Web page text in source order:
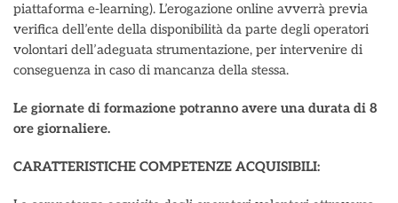
piattaforma e-learning). L’erogazione online avverrà previa
verifica dell’ente della disponibilità da parte degli operatori
volontari dell’adeguata strumentazione, per intervenire di
conseguenza in caso di mancanza della stessa.
Le giornate di formazione potranno avere una durata di 8
ore giornaliere.
CARATTERISTICHE COMPETENZE ACQUISIBILI: